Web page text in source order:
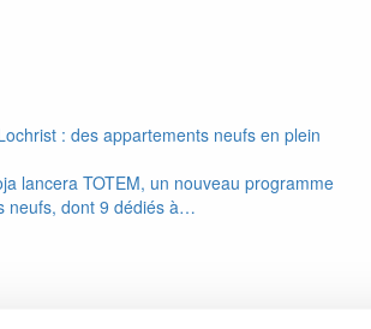
: des appartements neufs en plein
lancera TOTEM, un nouveau programme
neufs, dont 9 dédiés à…